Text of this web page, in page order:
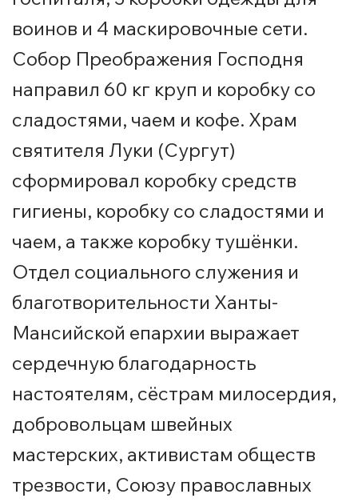
воинов и 4 маскировочные сети.
Собор Преображения Господня
направил 60 кг круп и коробку со
сладостями, чаем и кофе. Храм
святителя Луки (Сургут)
сформировал коробку средств
гигиены, коробку со сладостями и
чаем, а также коробку тушёнки.
Отдел социального служения и
благотворительности Ханты-
Мансийской епархии выражает
сердечную благодарность
настоятелям, сёстрам милосердия,
добровольцам швейных
мастерских, активистам обществ
трезвости, Союзу православных